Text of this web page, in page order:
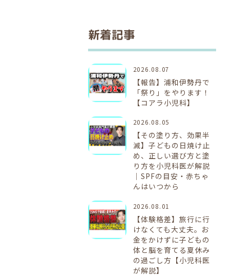
新着記事
2026.08.07
【報告】浦和伊勢丹で
「祭り」をやります！
【コアラ小児科】
2026.08.05
【その塗り方、効果半
減】子どもの日焼け止
め、正しい選び方と塗
り方を小児科医が解説
｜SPFの目安・赤ちゃ
んはいつから
2026.08.01
【体験格差】旅行に行
けなくても大丈夫。お
金をかけずに子どもの
体と脳を育てる夏休み
の過ごし方【小児科医
が解説】